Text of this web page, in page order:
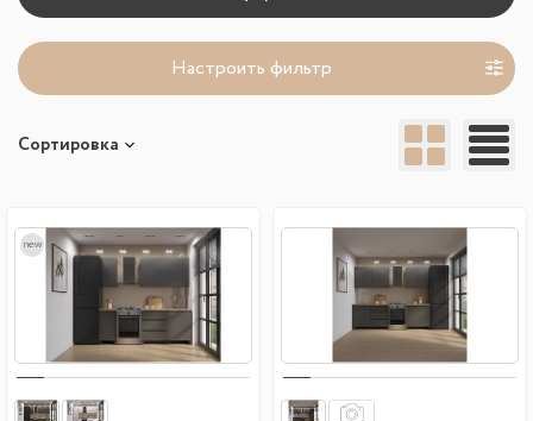
Настроить фильтр
Сортировка
new